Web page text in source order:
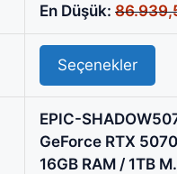
En Düşük:
Seçenekler
EPIC-
GeForce RTX
16GB RAM / 1TB